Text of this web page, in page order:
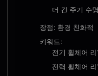
더 긴 주기 수명
장점: 환경 친화적
키워드:
전기 휠체어
전력 휠체어